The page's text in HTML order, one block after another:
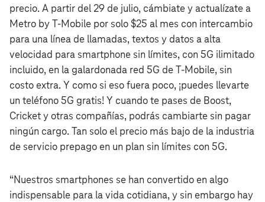
precio. A partir del 29 de julio, cámbiate y actualízate a
Metro by T‑Mobile por solo $25 al mes con intercambio
para una línea de llamadas, textos y datos a alta
velocidad para smartphone sin límites, con 5G ilimitado
incluido, en la galardonada red 5G de T‑Mobile, sin
costo extra. Y como si eso fuera poco, ¡puedes llevarte
un teléfono 5G gratis! Y cuando te pases de Boost,
Cricket y otras compañías, podrás cambiarte sin pagar
ningún cargo. Tan solo el precio más bajo de la industria
de servicio prepago en un plan sin límites con 5G.
“Nuestros smartphones se han convertido en algo
indispensable para la vida cotidiana, y sin embargo hay